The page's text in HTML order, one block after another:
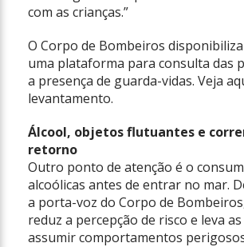
com as crianças.”
O Corpo de Bombeiros
uma plataforma para consulta das
a presença de guarda-vidas. Veja
levantamento.
Álcool, objetos flutuantes e
retorno
Outro ponto de atenção é o
alcoólicas antes de entrar no mar.
a porta-voz do Corpo de
reduz a percepção de risco e leva
assumir comportamentos